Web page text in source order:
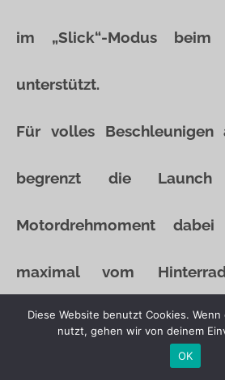
im „Slick“-Modus beim
unterstützt.
Für volles
begrenzt die
Motordrehmoment
maximal vom
Drehmoment bei
Vorderrad bereitgestellt
Diese Website benutzt Cookies.
nutzt, gehen wir von deinem
OK